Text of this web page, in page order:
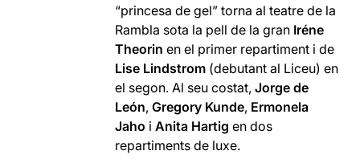
“princesa de gel” torna al teatre de la
Rambla sota la pell de la gran Iréne
Theorin en el primer repartiment i de
Lise Lindstrom (debutant al Liceu) en
el segon. Al seu costat,Jorge de
León,Gregory Kunde, Ermonela
Jaho iAnita Hartig en dos
repartiments de luxe.